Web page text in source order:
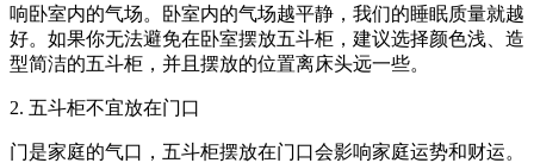
响卧室内的气场。卧室内的气场越平静，我们的睡眠质量就越
好。如果你无法避免在卧室摆放五斗柜，建议选择颜色浅、造
型简洁的五斗柜，并且摆放的位置离床头远一些。
2. 五斗柜不宜放在门口
门是家庭的气口，五斗柜摆放在门口会影响家庭运势和财运。